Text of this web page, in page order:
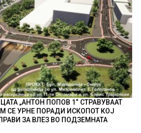
„АНТОН ПОПОВ 1“ СТРАВУВААТ
СЕ УРНЕ ПОРАДИ ИСКОПОТ КОЈ
ЗА ВЛЕЗ ВО ПОДЗЕМНАТА